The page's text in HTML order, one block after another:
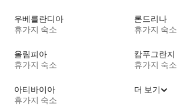
우베를란디아
휴가지 숙소
론드리나
휴가지 숙소
올림피아
휴가지 숙소
캄푸그란지
휴가지 숙소
아티바이아
휴가지 숙소
더 보기